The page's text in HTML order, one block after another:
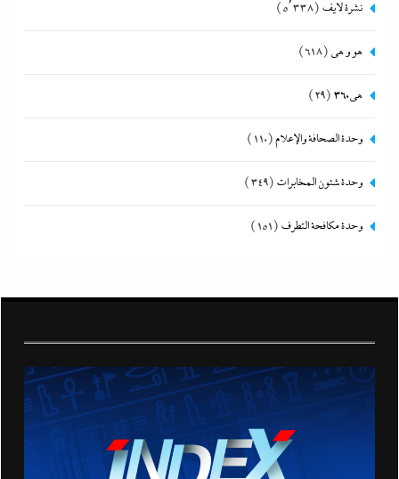
نشرة لايف (5٬338)
هو و هي (618)
هى360 (29)
وحدة الصحافة والإعلام(110)
وحدة شئون المخابرات (349)
وحدة مكافحة التطرف (151)